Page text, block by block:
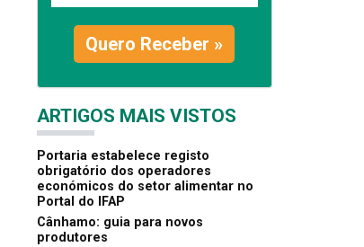
Quero Receber »
ARTIGOS MAIS VISTOS
Portaria estabelece registo
obrigatório dos operadores
económicos do setor alimentar no
Portal do IFAP
Cânhamo: guia para novos
produtores